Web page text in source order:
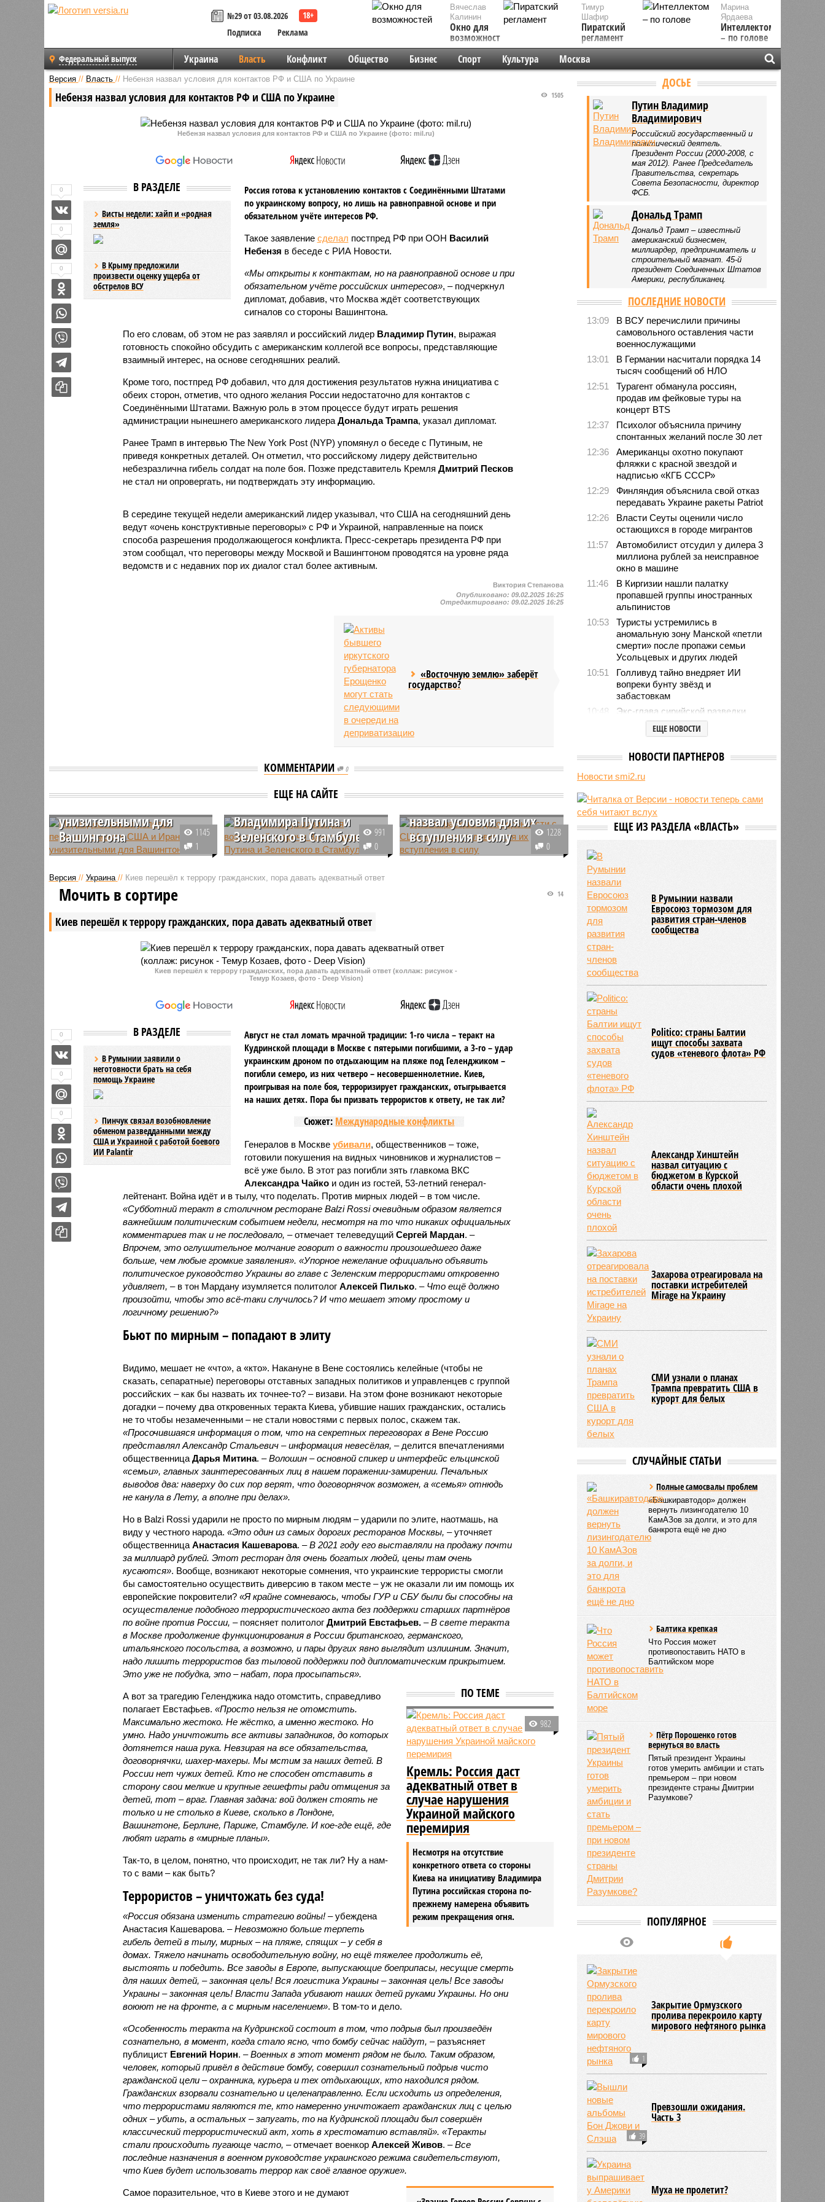
№29 от 03.08.2026
Подписка
Реклама
Вячеслав
Калинин
Окно для
возможностей
Марина
Ярдаева
Интеллектом
– по голове
Тимур
Шафир
Пиратский
регламент
Федеральный выпуск Украина Власть Конфликт Общество Бизнес Спорт Культура Москва
Версия // Власть // Небензя назвал условия для контактов РФ и США по Украине
Небензя назвал условия для контактов РФ и США по Украине 1505
Небензя назвал условия для контактов РФ и США по Украине (фото: mil.ru)
В РАЗДЕЛЕ
Висты недели: хайп и «родная
земля»
В Крыму предложили
произвести оценку ущерба от
обстрелов ВСУ
Россия готова к установлению контактов с Соединёнными Штатами
по украинскому вопросу, но лишь на равноправной основе и при
обязательном учёте интересов РФ.
Такое заявление сделал постпред РФ при ООН Василий
Небензя в беседе с РИА Новости.
«Мы открыты к контактам, но на равноправной основе и при
обязательном учёте российских интересов», – подчеркнул
дипломат, добавив, что Москва ждёт соответствующих
сигналов со стороны Вашингтона.
По его словам, об этом не раз заявлял и российский лидер Владимир Путин, выражая
готовность спокойно обсудить с американским коллегой все вопросы, представляющие
взаимный интерес, на основе сегодняшних реалий.
Кроме того, постпред РФ добавил, что для достижения результатов нужна инициатива с
обеих сторон, отметив, что одного желания России недостаточно для контактов с
Соединёнными Штатами. Важную роль в этом процессе будут играть решения
администрации нынешнего американского лидера Дональда Трампа, указал дипломат.
Ранее Трамп в интервью The New York Post (NYP) упомянул о беседе с Путиным, не
приведя конкретных деталей. Он отметил, что российскому лидеру действительно
небезразлична гибель солдат на поле боя. Позже представитель Кремля Дмитрий Песков
не стал ни опровергать, ни подтверждать эту информацию.
В середине текущей недели американский лидер указывал, что США на сегодняшний день
ведут «очень конструктивные переговоры» с РФ и Украиной, направленные на поиск
способа разрешения продолжающегося конфликта. Пресс-секретарь президента РФ при
этом сообщал, что переговоры между Москвой и Вашингтоном проводятся на уровне ряда
ведомств и с недавних пор их диалог стал более активным.
0
0
0
Виктория Степанова
Опубликовано:09.02.2025 16:25
Отредактировано:09.02.2025 16:25
«Восточную землю» заберёт
государство?
КОММЕНТАРИИ 0
ЕЩЕ НА САЙТЕ
Медведев назвал
условия перемирия
унизительными для
Вашингтона
Зампредседателя Совета
Медведев прокомментировал
временное прекращение огня
между Соединенными Штатами и
Ираном, договоренность о
1145
1
Названы три условия для
возможной встречи
Владимира Путина и
Зеленского в Стамбуле
Политолог Сергей Марков
встреча президентов России и
необходимо выполнение ряда
991
0
Кремль раскрыл
назвал условия для их
вступления в силу
Между Россией и Штатами
1228
0
Версия // Украина // Киев перешёл к террору гражданских, пора давать адекватный ответ
Киев перешёл к террору гражданских, пора давать адекватный ответ
14
Мочить в сортире
Киев перешёл к террору гражданских, пора давать адекватный ответ (коллаж: рисунок -
Темур Козаев, фото - Deep Vision)
В РАЗДЕЛЕ
В Румынии заявили о
неготовности брать на себя
помощь Украине
Пинчук связал возобновление
обменом разведданными между
США и Украиной с работой боевого
ИИ Palantir
Август не стал ломать мрачной традиции: 1-го числа – теракт на
Кудринской площади в Москве с пятерыми погибшими, а 3-го – удар
украинским дроном по отдыхающим на пляже под Геленджиком –
погибли семеро, из них четверо – несовершеннолетние. Киев,
проигрывая на поле боя, терроризирует гражданских, отыгрывается
на наших детях. Пора бы призвать террористов к ответу, не так ли?
Сюжет: Международные конфликты
Генералов в Москве убивали, общественников – тоже,
готовили покушения на видных чиновников и журналистов –
всё уже было. В этот раз погибли зять главкома ВКС
Александра Чайкои один из гостей, 53-летний генерал-
лейтенант. Война идёт и в тылу, что поделать. Против мирных людей – в том числе.
«Субботний теракт в столичном ресторане Balzi Rossi очевидным образом является
важнейшим политическим событием недели, несмотря на то что никаких официальных
комментариев так и не последовало, – отмечает телеведущий Сергей Мардан. –
Впрочем, это оглушительное молчание говорит о важности произошедшего даже
больше, чем любые громкие заявления». «Упорное нежелание официально объявить
политическое руководство Украины во главе с Зеленским террористами откровенно
удивляет, – в тон Мардану изумляется политолог Алексей Пилько. – Что ещё должно
произойти, чтобы это всё-таки случилось? И что мешает этому простому и
логичному решению?»
Бьют по мирным – попадают в элиту
Видимо, мешает не «что», а «кто». Накануне в Вене состоялись келейные (чтобы не
сказать, сепаратные) переговоры отставных западных политиков и управленцев с группой
российских – как бы назвать их точнее-то? – визави. На этом фоне возникают некоторые
догадки – почему два откровенных теракта Киева, убившие наших гражданских, остались
не то чтобы незамеченными – не стали новостями с первых полос, скажем так.
«Просочившаяся информация о том, что на секретных переговорах в Вене Россию
представлял Александр Стальевич – информация невесёлая, – делится впечатлениями
общественница Дарья Митина. –Волошин – основной спикер и интерфейс ельцинской
«семьи», главных заинтересованных лиц в нашем поражении-замирении. Печальных
выводов два: наверху до сих пор верят, что договорнячок возможен, а «семья» отнюдь
не канула в Лету, а вполне при делах».
Но в Balzi Rossi ударили не просто по мирным людям – ударили по элите, наотмашь, на
виду у честного народа. «Это один из самых дорогих ресторанов Москвы, – уточняет
общественница Анастасия Кашеварова. –В 2021 году его выставляли на продажу почти
за миллиард рублей. Этот ресторан для очень богатых людей, цены там очень
кусаются». Вообще, возникают некоторые сомнения, что украинские террористы смогли
бы самостоятельно осуществить диверсию в таком месте – уж не оказали ли им помощь их
европейские покровители? «Я крайне сомневаюсь, чтобы ГУР и СБУ были бы способны на
осуществление подобного террористического акта без поддержки старших партнёров
по войне против России, – поясняет политолог Дмитрий Евстафьев.–В свете теракта
в Москве продолжение функционирования в России британского, германского,
итальянского посольства, а возможно, и пары других явно выглядит излишним. Значит,
надо лишить террористов баз тыловой поддержки под дипломатическим прикрытием.
Это уже не побудка, это – набат, пора просыпаться».
ПО ТЕМЕ
982
Кремль: Россия даст
адекватный ответ в
случае нарушения
Украиной майского
перемирия
Несмотря на отсутствие
конкретного ответа со стороны
Киева на инициативу Владимира
Путина российская сторона по-
прежнему намерена объявить
режим прекращения огня.
А вот за трагедию Геленджика надо отомстить, справедливо
полагает Евстафьев. «Просто нельзя не отомстить.
Максимально жестоко. Не жёстко, а именно жестоко. Но
умно. Надо уничтожить все активы западников, до которых
дотянется наша рука. Невзирая на все обязательства,
договорнячки, шахер-махеры. Мы мстим за наших детей. В
России нет чужих детей. Кто не способен отставить в
сторону свои мелкие и крупные гешефты ради отмщения за
детей, тот – враг. Главная задача: вой должен стоять не
только и не столько в Киеве, сколько в Лондоне,
Вашингтоне, Берлине, Париже, Стамбуле. И кое-где ещё, где
любят играть в «мирные планы».
Так-то, в целом, понятно, что происходит, не так ли? Ну а нам-
то с вами – как быть?
Террористов – уничтожать без суда!
«Россия обязана изменить стратегию войны! – убеждена
Анастасия Кашеварова. –Невозможно больше терпеть
гибель детей в тылу, мирных – на пляже, спящих – у себя в
домах. Тяжело начинать освободительную войну, но ещё тяжелее продолжить её,
выстоять и победить. Все заводы в Европе, выпускающие боеприпасы, несущие смерть
для наших детей, – законная цель! Вся логистика Украины – законная цель! Все заводы
Украины – законная цель! Власти Запада убивают наших детей руками Украины. Но они
воюют не на фронте, а с мирным населением». В том-то и дело.
«Особенность теракта на Кудринской состоит в том, что подрыв был произведён
сознательно, в момент, когда стало ясно, что бомбу сейчас найдут, – разъясняет
публицист Евгений Норин. –Военных в этот момент рядом не было. Таким образом,
человек, который привёл в действие бомбу, совершил сознательный подрыв чисто
гражданской цели – охранника, курьера и тех отдыхающих, кто находился рядом.
Гражданских взорвали сознательно и целенаправленно. Если исходить из определения,
что террористами являются те, кто намеренно уничтожает гражданских лиц с целью
одних – убить, а остальных – запугать, то на Кудринской площади был совершён
классический террористический акт, хоть в хрестоматию вставляй». «Теракты
стали происходить пугающе часто, – отмечает военкор Алексей Живов. –Все
последние назначения в военном руководстве украинского режима свидетельствуют,
что Киев будет использовать террор как своё главное оружие».
Самое поразительное, что в Киеве этого и не думают
0
0
0
ДОСЬЕ
Путин Владимир
Владимирович
Российский государственный и
политический деятель.
Президент России (2000-2008, с
мая 2012). Ранее Председатель
Правительства, секретарь
Совета Безопасности, директор
ФСБ.
Дональд Трамп
Дональд Трамп – известный
американский бизнесмен,
миллиардер, предприниматель и
строительный магнат. 45-й
президент Соединенных Штатов
Америки, республиканец.
ПОСЛЕДНИЕ НОВОСТИ
13:09
В ВСУ перечислили причины
самовольного оставления части
военнослужащими
13:01
В Германии насчитали порядка 14
тысяч сообщений об НЛО
12:51
Турагент обманула россиян,
продав им фейковые туры на
концерт BTS
12:37
Психолог объяснила причину
спонтанных желаний после 30 лет
12:36
Американцы охотно покупают
фляжки с красной звездой и
надписью «КГБ СССР»
12:29
Финляндия объяснила свой отказ
передавать Украине ракеты Patriot
12:26
Власти Сеуты оценили число
остающихся в городе мигрантов
11:57
Автомобилист отсудил у дилера 3
миллиона рублей за неисправное
окно в машине
11:46
В Киргизии нашли палатку
пропавшей группы иностранных
альпинистов
10:53
Туристы устремились в
аномальную зону Манской «петли
смерти» после пропажи семьи
Усольцевых и других людей
10:51
Голливуд тайно внедряет ИИ
вопреки бунту звёзд и
забастовкам
10:48
Экс-глава сирийской разведки
нашёлся в России
Граффити Бэнкси обошлись в
налогоплательщикам
10:35
Демпартия готовит масштабные
Трампа
10:23
Закрытие Ормузского пролива
перекроило карту мирового
ЕЩЕ НОВОСТИ
НОВОСТИ ПАРТНЕРОВ
Новости smi2.ru
ЕЩЕ ИЗ РАЗДЕЛА «ВЛАСТЬ»
В Румынии назвали
Евросоюз тормозом для
развития стран-членов
сообщества
Politico: страны Балтии
ищут способы захвата
судов «теневого флота» РФ
Александр Хинштейн
назвал ситуацию с
бюджетом в Курской
области очень плохой
Захарова отреагировала на
поставки истребителей
Mirage на Украину
СМИ узнали о планах
Трампа превратить США в
курорт для белых
СЛУЧАЙНЫЕ СТАТЬИ
Полные самосвалы проблем
«Башкиравтодор» должен
вернуть лизингодателю 10
КамАЗов за долги, и это для
банкрота ещё не дно
Балтика крепкая
Что Россия может
противопоставить НАТО в
Балтийском море
Пётр Порошенко готов
вернуться во власть
Пятый президент Украины
готов умерить амбиции и стать
премьером – при новом
президенте страны Дмитрии
Разумкове?
ПОПУЛЯРНОЕ
1
Закрытие Ормузского
пролива перекроило карту
мирового нефтяного рынка
39
Превзошли ожидания.
Часть 3
Муха не пролетит?